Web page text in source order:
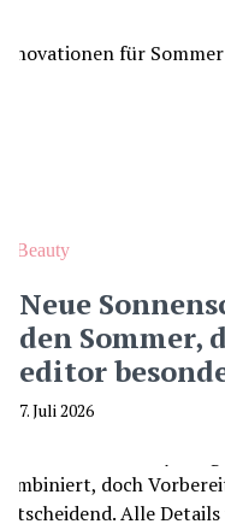
Beauty
Neue
den Sommer,
editor
7. Juli 2026